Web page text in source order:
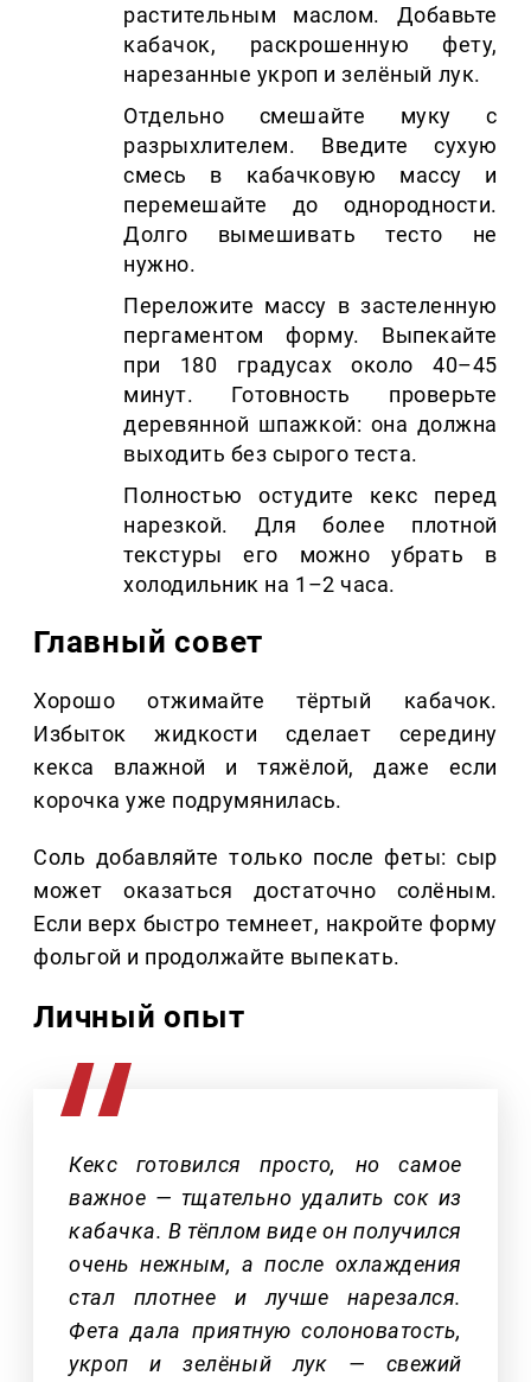
растительным маслом. Добавьте
кабачок, раскрошенную фету,
нарезанные укроп и зелёный лук.
Отдельно смешайте муку с
разрыхлителем. Введите сухую
смесь в кабачковую массу и
перемешайте до однородности.
Долго вымешивать тесто не
нужно.
Переложите массу в застеленную
пергаментом форму. Выпекайте
при 180 градусах около 40–45
минут. Готовность проверьте
деревянной шпажкой: она должна
выходить без сырого теста.
Полностью остудите кекс перед
нарезкой. Для более плотной
текстуры его можно убрать в
холодильник на 1–2 часа.
Главный совет
Хорошо отжимайте тёртый кабачок.
Избыток жидкости сделает середину
кекса влажной и тяжёлой, даже если
корочка уже подрумянилась.
Соль добавляйте только после феты: сыр
может оказаться достаточно солёным.
Если верх быстро темнеет, накройте форму
фольгой и продолжайте выпекать.
Личный опыт
Кекс готовился просто, но самое
важное — тщательно удалить сок из
кабачка. В тёплом виде он получился
очень нежным, а после охлаждения
стал плотнее и лучше нарезался.
Фета дала приятную солоноватость,
укроп и зелёный лук — свежий